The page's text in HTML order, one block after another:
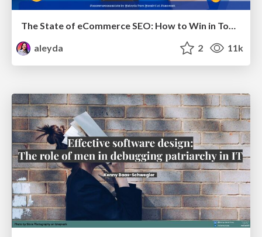
aleyda
2 11k